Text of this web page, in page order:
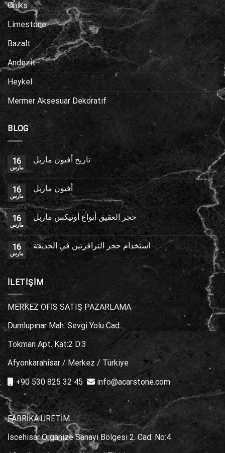
Oniks
Limestone
Bazalt
Andezit
Heykel
Mermer Aksesuar Dekoratif
BLOG
16
مارس
تاريخ أفيون ماربل
16
مارس
أفيون ماربل
16
مارس
حجر العقيق أنواع أونيكس ماربل
16
مارس
استخدام حجر الترافرتين في الحديقة
İLETİŞİM
MERKEZ OFİS SATIŞ PAZARLAMA
Dumlupınar Mah. Sevgi Yolu Cad.
Tokman Apt. Kat:2 D:3
Afyonkarahisar / Merkez / Türkiye
+90 530 825 32 45
info@acarstone.com
FABRİKA ÜRETİM
İscehisar Organize Sanayi Bölgesi 2. Cad. No:4